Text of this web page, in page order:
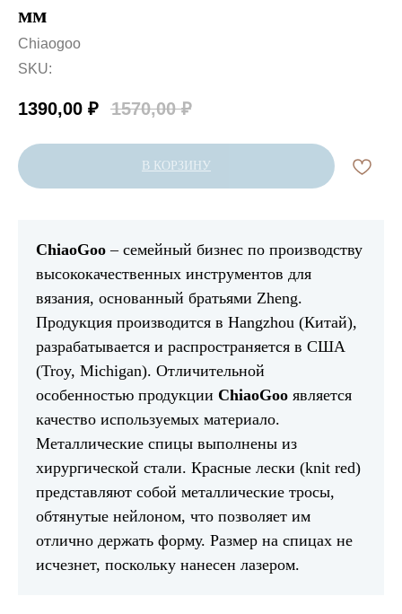
мм
Chiaogoo
SKU:
1390,00 ₽ 1570,00 ₽
В КОРЗИНУ
ChiaoGoo – семейный бизнес по производству
высококачественных инструментов для
вязания, основанный братьями Zheng.
Продукция производится в Hangzhou (Китай),
разрабатывается и распространяется в США
(Troy, Michigan). Отличительной
особенностью продукции ChiaoGoo является
качество используемых материало.
Металлические спицы выполнены из
хирургической стали. Красные лески (knit red)
представляют собой металлические тросы,
обтянутые нейлоном, что позволяет им
отлично держать форму. Размер на спицах не
исчезнет, поскольку нанесен лазером.